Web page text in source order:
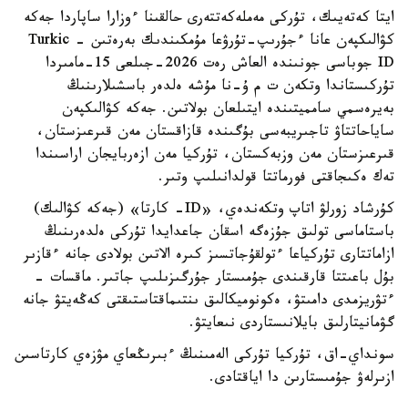
ايتا كەتەيىك، تۇركى مەملەكەتتەرى حالقىنا ءوزارا ساپاردا جەكە
كۋالىكپەن عانا ءجۇرىپ-تۇرۋعا مۇمكىندىك بەرەتىن - Turkic
ID جوباسى جونىندە العاش رەت 2026-جىلعى 15-مامىردا
تۇركىستاندا وتكەن ت م ۇ-نا مۇشە ەلدەر باسشىلارىنىڭ
بەيرەسمي سامميتىندە ايتىلعان بولاتىن. جەكە كۋالىكپەن
ساياحاتتاۋ تاجىريبەسى بۇگىندە قازاقستان مەن قىرعىزستان،
قىرعىزستان مەن وزبەكستان، تۇركيا مەن ازەربايجان اراسىندا
تەك ەكىجاقتى فورماتتا قولدانىلىپ وتىر.
كۇرشاد زورلۋ اتاپ وتكەندەي، «ID- كارتا» (جەكە كۋالىك)
باستاماسى تولىق جۇزەگە اسقان جاعدايدا تۇركى ەلدەرىنىڭ
ازاماتتارى تۇركياعا ءتولقۇجاتسىز كىرە الاتىن بولادى جانە ءقازىر
بۇل باعىتتا قارقىندى جۇمىستار جۇرگىزىلىپ جاتىر. ماقسات -
ءتۋريزمدى دامىتۋ، ەكونوميكالىق ىنتىماقتاستىقتى كەڭەيتۋ جانە
گۋمانيتارلىق بايلانىستاردى نىعايتۋ.
سونداي-اق، تۇركيا تۇركى الەمىنىڭ ءبىرىڭعاي مۋزەي كارتاسىن
ازىرلەۋ جۇمىستارىن دا اياقتادى.